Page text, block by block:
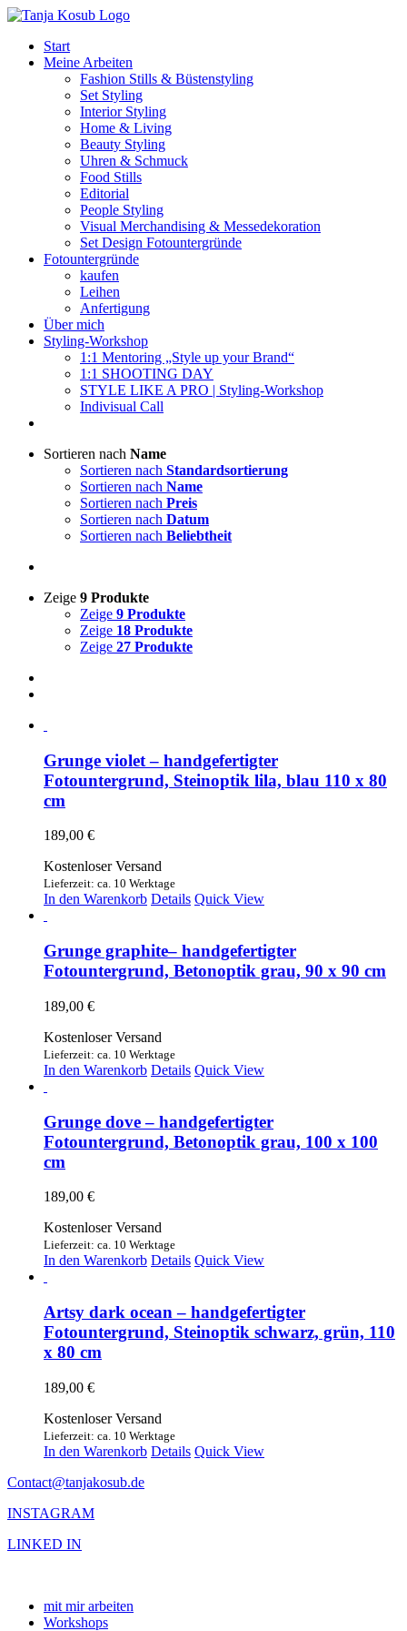
Zum
springenStart
Meine Arbeiten
Fashion Stills & Büstenstyling
Set Styling
Interior Styling
Home & Living
Beauty Styling
Uhren & Schmuck
Food Stills
Editorial
People Styling
Visual Merchandising & Messedekoration
Set Design Fotountergründe
Fotountergründe
kaufen
Leihen
Anfertigung
Über mich
Styling-Workshop
1:1 Mentoring „Style up your Brand“
1:1 SHOOTING DAY
STYLE LIKE A PRO | Styling-Workshop
Indivisual Call
Sortieren nach Name
Sortieren nach Standardsortierung
Sortieren nach Name
Sortieren nach Preis
Sortieren nach Datum
Sortieren nach Beliebtheit
Zeige 9 Produkte
Zeige 9 Produkte
Zeige 18 Produkte
Zeige 27 Produkte
Grunge violet – handgefertigter
Fotountergrund, Steinoptik lila, blau 110 x 80
cm
189,00 €
Kostenloser Versand
Lieferzeit: ca. 10 Werktage
In den Warenkorb Details Quick View
Grunge graphite– handgefertigter
Fotountergrund, Betonoptik grau, 90 x 90 cm
189,00 €
Kostenloser Versand
Lieferzeit: ca. 10 Werktage
In den Warenkorb Details Quick View
Grunge dove – handgefertigter
Fotountergrund, Betonoptik grau, 100 x 100
cm
189,00 €
Kostenloser Versand
Lieferzeit: ca. 10 Werktage
In den Warenkorb Details Quick View
Artsy dark ocean – handgefertigter
Fotountergrund, Steinoptik schwarz, grün, 110
x 80 cm
189,00 €
Kostenloser Versand
Lieferzeit: ca. 10 Werktage
In den Warenkorb Details Quick View
Contact@tanjakosub.de
INSTAGRAM
LINKED IN
mit mir arbeiten
Workshops